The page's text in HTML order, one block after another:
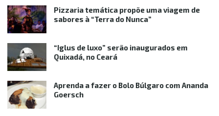
Pizzaria temática propõe uma viagem de
sabores à “Terra do Nunca”
“Iglus de luxo” serão inaugurados em
Quixadá, no Ceará
Aprenda a fazer o Bolo Búlgaro com Ananda
Goersch